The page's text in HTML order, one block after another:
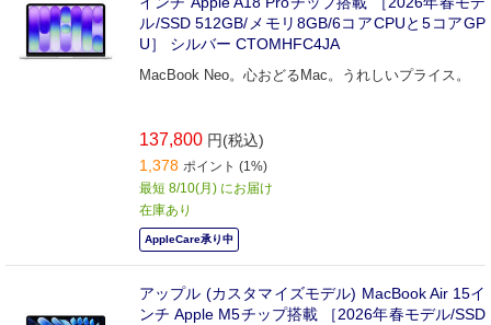
ル/SSD 512GB/メモリ8GB/6コアCPUと5コアGP
U］ シルバー CTOMHFC4JA
MacBook Neo。心おどるMac。うれしいプライス。
137,800 円(税込)
1,378 ポイント (1%)
最短 8/10(月) にお届け
在庫あり
AppleCare承り中
アップル (カスタマイズモデル) MacBook Air 15イ
ンチ Apple M5チップ搭載 ［2026年春モデル/SSD